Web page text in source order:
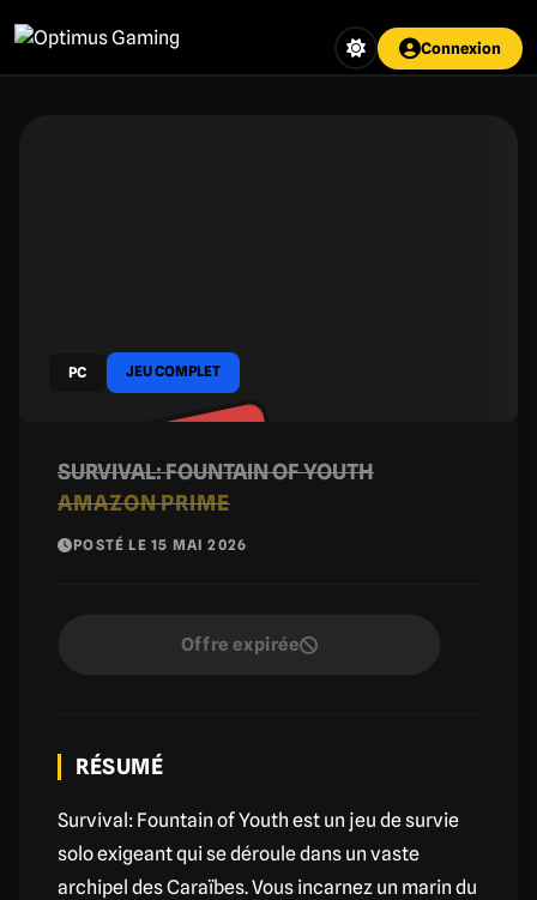
au
contenu
Connexion
EXPIRÉ
PC JEU COMPLET
SURVIVAL: FOUNTAIN OF YOUTH
AMAZON PRIME
POSTÉ LE 15 MAI 2026
Offre expirée
RÉSUMÉ
Survival: Fountain of Youth est un jeu de survie
solo exigeant qui se déroule dans un vaste
archipel des Caraïbes. Vous incarnez un marin du